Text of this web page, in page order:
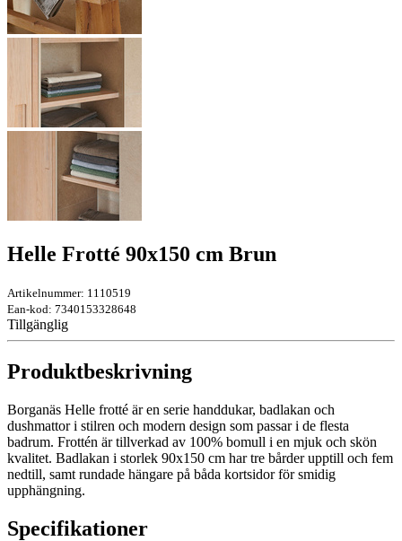
Helle Frotté 90x150 cm Brun
Artikelnummer: 1110519
Ean-kod: 7340153328648
Tillgänglig
Produktbeskrivning
Borganäs Helle frotté är en serie handdukar, badlakan och
dushmattor i stilren och modern design som passar i de flesta
badrum. Frottén är tillverkad av 100% bomull i en mjuk och skön
kvalitet. Badlakan i storlek 90x150 cm har tre bårder upptill och fem
nedtill, samt rundade hängare på båda kortsidor för smidig
upphängning.
Specifikationer